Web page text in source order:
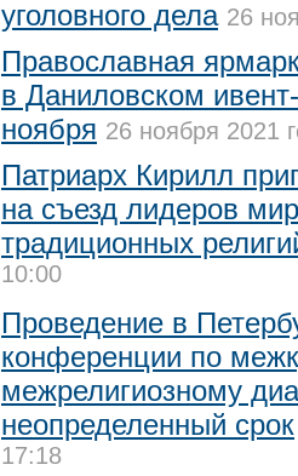
уголовного дела 26
Православная
в Даниловском
ноября 26 ноября 2021
Патриарх Кирилл
на съезд лидеров
традиционных
10:00
Проведение в
конференции по
межрелигиозному
неопределенный срок
17:18